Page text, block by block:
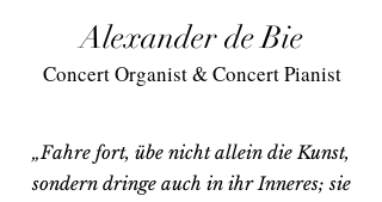
Alexander de Bie
Concert Organist & Concert Pianist
„Fahre fort, übe nicht allein die Kunst,
sondern dringe auch in ihr Inneres; sie